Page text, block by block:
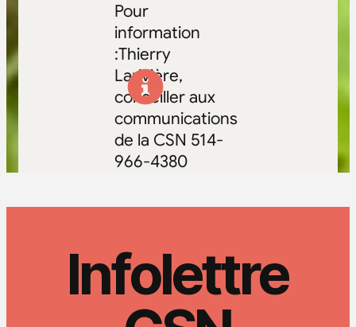
Pour
information
:Thierry
Larivière,
conseiller aux
communications
de la CSN 514-
966-4380
Infolettre